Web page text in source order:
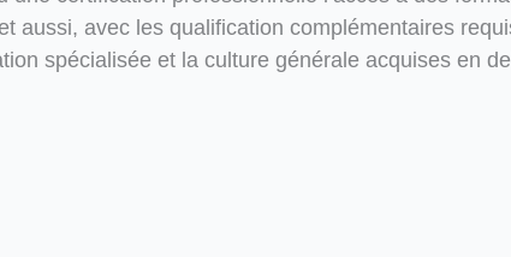
aussi, avec les qualification complémentaires
spécialisée et la culture générale acquises en